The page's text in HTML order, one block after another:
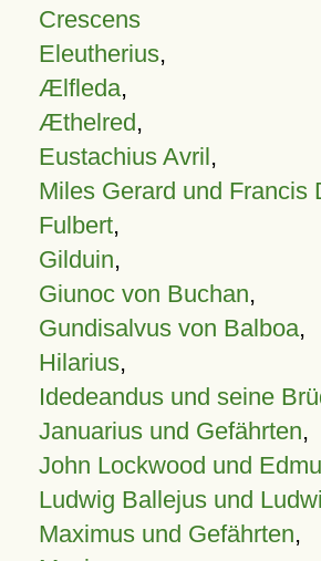
Crescens
Eleutherius,
Ælfleda,
Æthelred,
Eustachius Avril,
Miles Gerard und Francis
Fulbert,
Gilduin,
Giunoc von Buchan,
Gundisalvus von Balboa,
Hilarius,
Idedeandus und seine
Januarius und Gefährten,
John Lockwood und
Ludwig Ballejus und
Maximus und Gefährten,